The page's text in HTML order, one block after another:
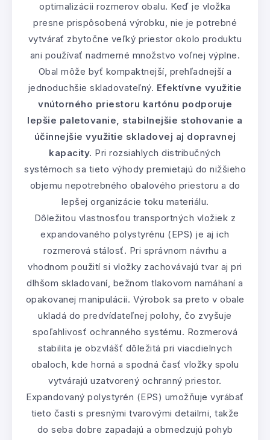
optimalizácii rozmerov obalu. Keď je vložka
presne prispôsobená výrobku, nie je potrebné
vytvárať zbytočne veľký priestor okolo produktu
ani používať nadmerné množstvo voľnej výplne.
Obal môže byť kompaktnejší, prehľadnejší a
jednoduchšie skladovateľný. Efektívne využitie
vnútorného priestoru kartónu podporuje
lepšie paletovanie, stabilnejšie stohovanie a
účinnejšie využitie skladovej aj dopravnej
kapacity. Pri rozsiahlych distribučných
systémoch sa tieto výhody premietajú do nižšieho
objemu nepotrebného obalového priestoru a do
lepšej organizácie toku materiálu.
Dôležitou vlastnosťou transportných vložiek z
expandovaného polystyrénu (EPS) je aj ich
rozmerová stálosť. Pri správnom návrhu a
vhodnom použití si vložky zachovávajú tvar aj pri
dlhšom skladovaní, bežnom tlakovom namáhaní a
opakovanej manipulácii. Výrobok sa preto v obale
ukladá do predvídateľnej polohy, čo zvyšuje
spoľahlivosť ochranného systému. Rozmerová
stabilita je obzvlášť dôležitá pri viacdielnych
obaloch, kde horná a spodná časť vložky spolu
vytvárajú uzatvorený ochranný priestor.
Expandovaný polystyrén (EPS) umožňuje vyrábať
tieto časti s presnými tvarovými detailmi, takže
do seba dobre zapadajú a obmedzujú pohyb